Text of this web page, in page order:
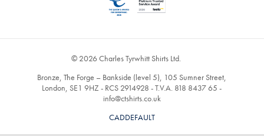
© 2026 Charles Tyrwhitt Shirts Ltd.
Bronze, The Forge – Bankside (level 5), 105 Sumner Street,
London, SE1 9HZ - RCS 2914928 - T.V.A. 818 8437 65 -
info@ctshirts.co.uk
CADDEFAULT